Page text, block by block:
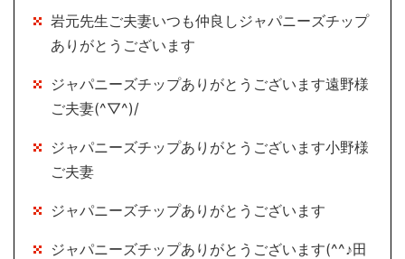
岩元先生ご夫妻いつも仲良しジャパニーズチップ
ありがとうございます
ジャパニーズチップありがとうございます遠野様
ご夫妻(^▽^)/
ジャパニーズチップありがとうございます小野様
ご夫妻
ジャパニーズチップありがとうございます
ジャパニーズチップありがとうございます(^^♪田